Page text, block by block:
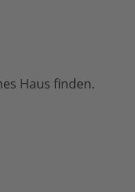
Haus finden.